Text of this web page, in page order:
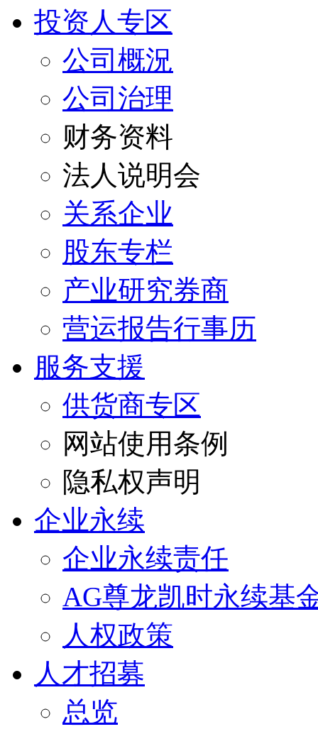
投资人专区
公司概況
公司治理
财务资料
法人说明会
关系企业
股东专栏
产业研究券商
营运报告行事历
服务支援
供货商专区
网站使用条例
隐私权声明
企业永续
企业永续责任
AG尊龙凯时永续基
人权政策
人才招募
总览